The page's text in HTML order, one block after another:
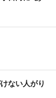
ない人がり